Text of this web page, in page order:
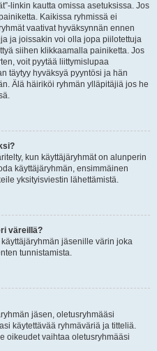
linkin kautta omissa asetuksissa. Jos
Kaikissa ryhmissä ei
vaativat hyväksynnän ennen
ja joissakin voi olla jopa piilotettuja
siihen klikkaamalla painiketta. Jos
voit pyytää liittymislupaa
täytyy hyväksyä pyyntösi ja hän
Älä häiriköi ryhmän ylläpitäjiä jos he
kun käyttäjäryhmät on alunperin
käyttäjäryhmän, ensimmäinen
yksityisviestin lähettämistä.
väreillä?
jäsenille värin joka
tunnistamista.
jäsen, oletusryhmääsi
käytettävää ryhmäväriä ja titteliä.
oikeudet vaihtaa oletusryhmääsi